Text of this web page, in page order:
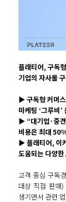
플래티어, 구독
기업의 자사몰
▶ 구독형 커머
마케팅 ‘그루비’
▶ “대기업·중
비용은 최대
▶ 플래티어, 이
도움되는 다양
고객 중심 구독
대상 직접 판매)
생기면서 관련